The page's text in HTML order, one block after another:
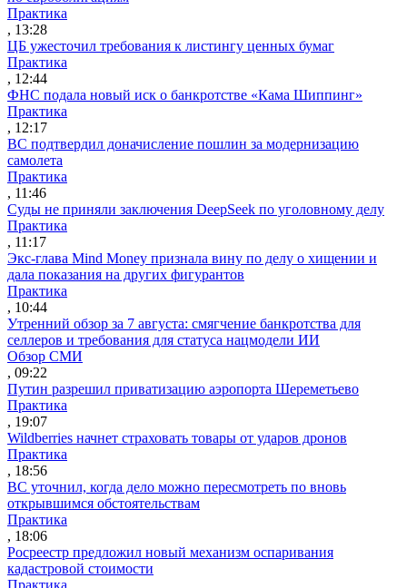
Практика
, 13:28
ЦБ ужесточил требования к листингу ценных бумаг
Практика
, 12:44
ФНС подала новый иск о банкротстве «Кама Шиппинг»
Практика
, 12:17
ВС подтвердил доначисление пошлин за модернизацию
самолета
Практика
, 11:46
Суды не приняли заключения DeepSeek по уголовному делу
Практика
, 11:17
Экс-глава Mind Money признала вину по делу о хищении и
дала показания на других фигурантов
Практика
, 10:44
Утренний обзор за 7 августа: смягчение банкротства для
селлеров и требования для статуса нацмодели ИИ
Обзор СМИ
, 09:22
Путин разрешил приватизацию аэропорта Шереметьево
Практика
, 19:07
Wildberries начнет страховать товары от ударов дронов
Практика
, 18:56
ВС уточнил, когда дело можно пересмотреть по вновь
открывшимся обстоятельствам
Практика
, 18:06
Росреестр предложил новый механизм оспаривания
кадастровой стоимости
Практика